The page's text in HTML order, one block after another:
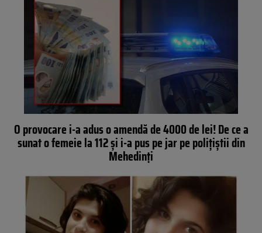
O provocare i-a adus o amendă de 4000 de lei! De ce a
sunat o femeie la 112 și i-a pus pe jar pe polițiștii din
Mehedinți